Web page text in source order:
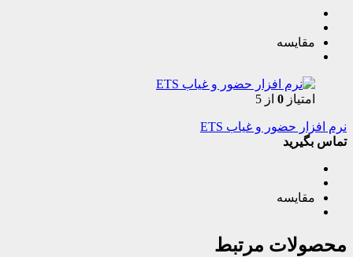
مقایسه
امتیاز 0 از 5
نرم افزار حضور و غیاب ETS
تماس بگیرید
مقایسه
محصولات مرتبط